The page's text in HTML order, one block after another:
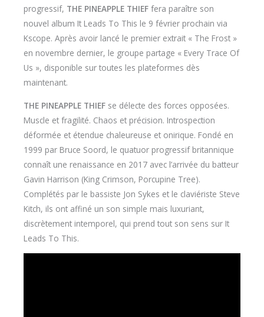
progressif, THE PINEAPPLE THIEF fera paraître son
nouvel album It Leads To This le 9 février prochain via
Kscope. Après avoir lancé le premier extrait « The Frost »
en novembre dernier, le groupe partage « Every Trace Of
Us », disponible sur toutes les plateformes dès
maintenant.
THE PINEAPPLE THIEF se délecte des forces opposées.
Muscle et fragilité. Chaos et précision. Introspection
déformée et étendue chaleureuse et onirique. Fondé en
1999 par Bruce Soord, le quatuor progressif britannique
connaît une renaissance en 2017 avec l’arrivée du batteur
Gavin Harrison (King Crimson, Porcupine Tree).
Complétés par le bassiste Jon Sykes et le claviériste Steve
Kitch, ils ont affiné un son simple mais luxuriant,
discrètement intemporel, qui prend tout son sens sur It
Leads To This.